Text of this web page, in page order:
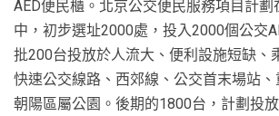
AED便民櫃。北京公交便民服務項目計劃
中，初步選址2000處，投入2000個公交
批200台投放於人流大、便利設施短缺、
快速公交線路、西郊線、公交首末場站
朝陽區屬公園。後期的1800台，計劃投